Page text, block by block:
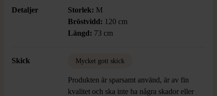
Detaljer Storlek: M
Bröstvidd: 120 cm
Längd: 73 cm
Skick Mycket gott skick
Produkten är sparsamt använd, är av fin
kvalitet och ska inte ha några skador eller